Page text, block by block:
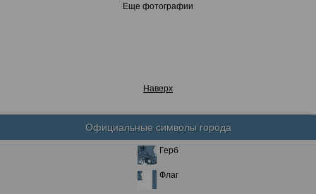
Еще фотографии
Наверх
Официальные символы города
Герб
Флаг